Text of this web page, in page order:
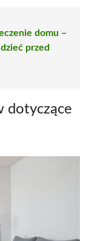
domu –
przed
dotyczące